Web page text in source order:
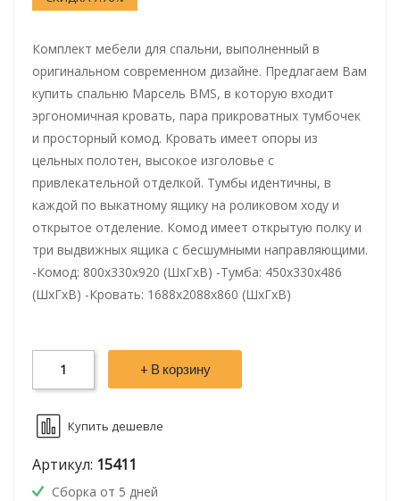
Комплект мебели для спальни, выполненный в
оригинальном современном дизайне. Предлагаем Вам
купить спальню Марсель BMS, в которую входит
эргономичная кровать, пара прикроватных тумбочек
и просторный комод. Кровать имеет опоры из
цельных полотен, высокое изголовье с
привлекательной отделкой. Тумбы идентичны, в
каждой по выкатному ящику на роликовом ходу и
открытое отделение. Комод имеет открытую полку и
три выдвижных ящика с бесшумными направляющими.
-Комод: 800х330х920 (ШхГхВ) -Тумба: 450х330х486
(ШхГхВ) -Кровать: 1688х2088х860 (ШхГхВ)
+ В корзину
Купить дешевле
Артикул: 15411
Сборка от 5 дней